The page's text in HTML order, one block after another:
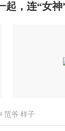
起，连“女
范爷 样子